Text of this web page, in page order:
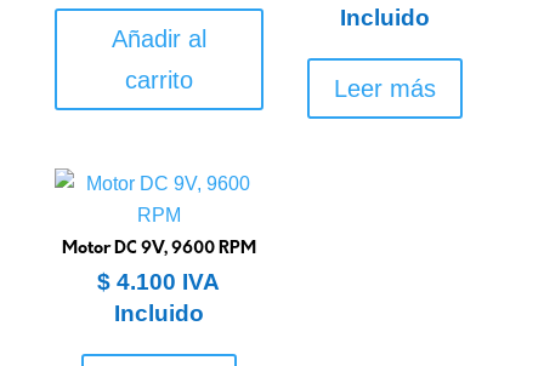
Añadir al
carrito
Incluido
Leer más
Motor DC 9V, 9600 RPM
$ 4.100 IVA
Incluido